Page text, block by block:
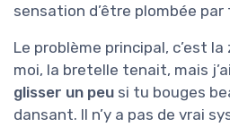
sensation d’être plombée
Le problème principal, c’est
moi, la bretelle tenait, mais
glisser un peu si tu bouges
dansant. Il n’y a pas de vrai